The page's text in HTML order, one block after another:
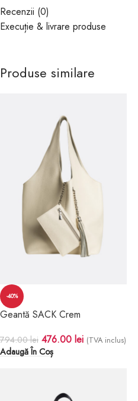
Recenzii (0)
Execuție & livrare produse
Produse similare
-40%
Geantă SACK Crem
794.00lei 476.00 lei (TVA inclus)
Adaugă În Coș